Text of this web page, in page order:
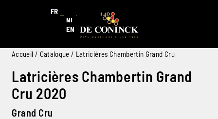
FR
NL
EN
Accueil / Catalogue / Latricières Chambertin Grand Cru
Latricières Chambertin Grand
Cru 2020
Grand Cru